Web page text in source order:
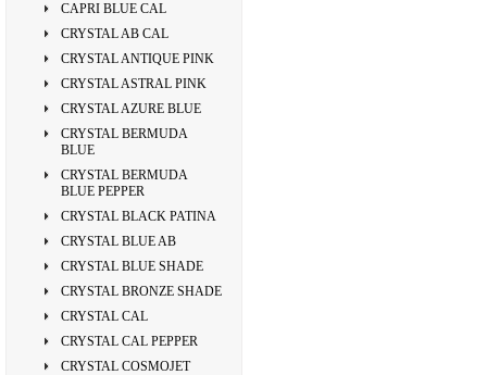
CAPRI BLUE CAL
CRYSTAL AB CAL
CRYSTAL ANTIQUE PINK
CRYSTAL ASTRAL PINK
CRYSTAL AZURE BLUE
CRYSTAL BERMUDA
BLUE
CRYSTAL BERMUDA
BLUE PEPPER
CRYSTAL BLACK PATINA
CRYSTAL BLUE AB
CRYSTAL BLUE SHADE
CRYSTAL BRONZE SHADE
CRYSTAL CAL
CRYSTAL CAL PEPPER
CRYSTAL COSMOJET